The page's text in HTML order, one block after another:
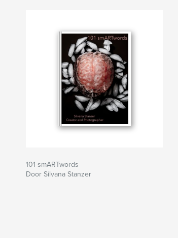
101 smARTwords
Door Silvana Stanzer